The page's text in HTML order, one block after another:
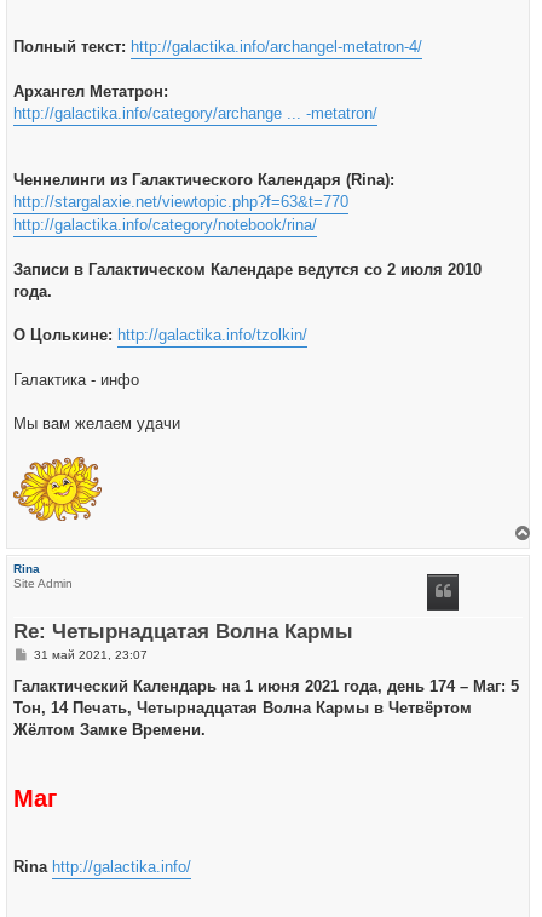
Полный текст: http://galactika.info/archangel-metatron-4/
Архангел Метатрон:
http://galactika.info/category/archange ... -metatron/
Ченнелинги из Галактического Календаря (Rina):
http://stargalaxie.net/viewtopic.php?f=63&t=770
http://galactika.info/category/notebook/rina/
Записи в Галактическом Календаре ведутся со 2 июля 2010
года.
О Цолькине: http://galactika.info/tzolkin/
Галактика - инфо
Мы вам желаем удачи
Rina
Site Admin
Re: Четырнадцатая Волна Кармы
С
о
щ
е
31 май 2021, 23:07
Галактический Календарь на 1 июня 2021 года, день 174 – Маг: 5
Тон, 14 Печать, Четырнадцатая Волна Кармы в Четвёртом
Жёлтом Замке Времени.
Маг
Rina http://galactika.info/